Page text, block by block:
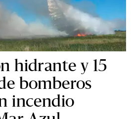
hidrante y 15
bomberos
incendio